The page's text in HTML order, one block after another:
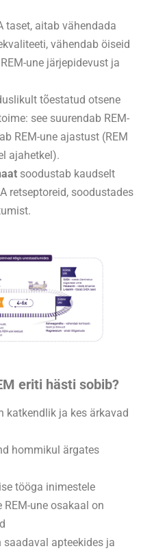
taset, aitab vähendada
vähendab öiseid
une järjepidevust ja
tõestatud otsene
see suurendab REM-
REM-une ajastust (REM
ajahetkel).
soodustab kaudselt
retseptoreid, soodustades
eriti hästi sobib?
katkendlik ja kes ärkavad
hommikul ärgates
tööga inimestele
une osakaal on
saadaval apteekides ja